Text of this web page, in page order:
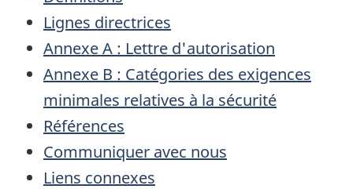
Lignes directrices
Annexe A : Lettre d'autorisation
Annexe B : Catégories des exigences
minimales relatives à la sécurité
Références
Communiquer avec nous
Liens connexes